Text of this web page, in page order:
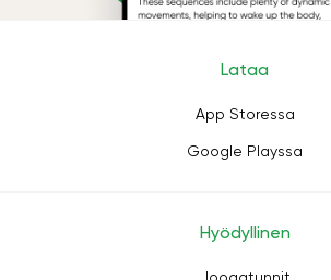
Lataa
App Storessa
Google Playssa
Hyödyllinen